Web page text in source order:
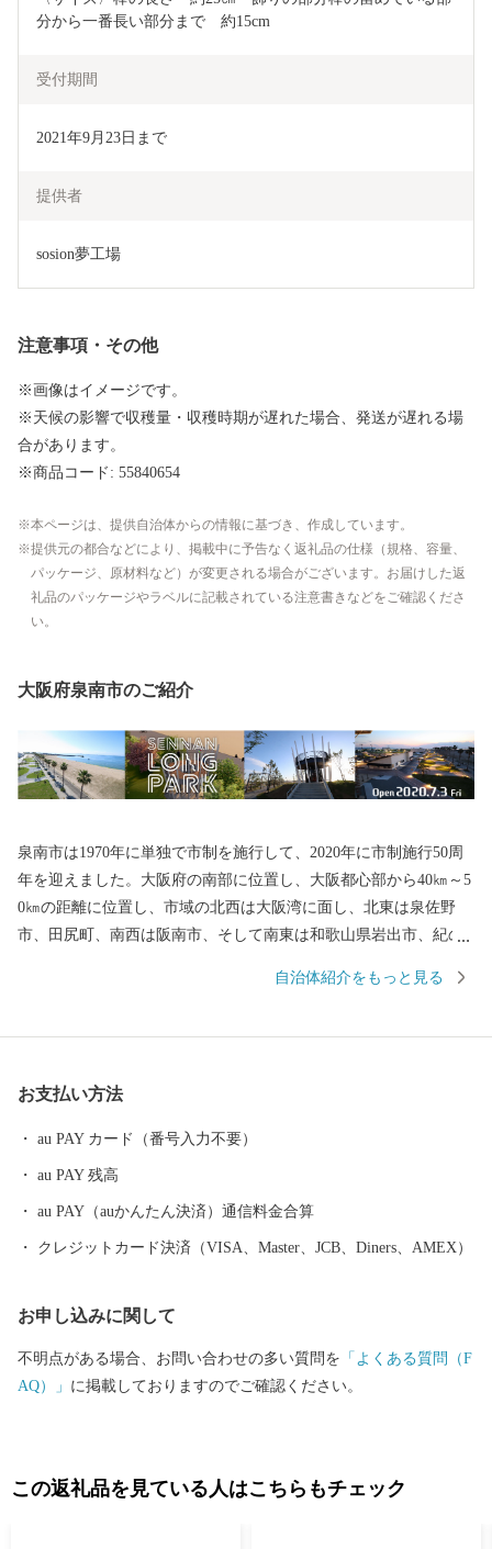
分から一番長い部分まで　約15cm
受付期間
2021年9月23日まで
提供者
sosion夢工場
注意事項・その他
※画像はイメージです。
※天候の影響で収穫量・収穫時期が遅れた場合、発送が遅れる場
合があります。
※商品コード: 55840654
本ページは、提供自治体からの情報に基づき、作成しています。
提供元の都合などにより、掲載中に予告なく返礼品の仕様（規格、容量、
パッケージ、原材料など）が変更される場合がございます。お届けした返
礼品のパッケージやラベルに記載されている注意書きなどをご確認くださ
い。
大阪府泉南市のご紹介
泉南市は1970年に単独で市制を施行して、2020年に市制施行50周
年を迎えました。大阪府の南部に位置し、大阪都心部から40㎞～5
0㎞の距離に位置し、市域の北西は大阪湾に面し、北東は泉佐野
市、田尻町、南西は阪南市、そして南東は和歌山県岩出市、紀の
せ、面積は48.98㎢であり、市域に関西国際空港の約1/3を含みま
在しています。また、平野部においては、玉ねぎ、水なす、里
芋、花き等、泉州特産の農作物が栽培されています。関西国際空
業所が集積し、岡田と樽井にある両漁港では大阪湾でとれた新鮮
な海産物が水揚げされ、海岸部にはSENNAN LONGPARK（泉南ロ
ングパーク）を設け、にぎわいを創出し、レクリエーションゾー
自治体紹介をもっと見る
お支払い方法
au PAY カード（番号入力不要）
au PAY 残高
au PAY（auかんたん決済）通信料金合算
クレジットカード決済（VISA、Master、JCB、Diners、AMEX）
お申し込みに関して
不明点がある場合、お問い合わせの多い質問を 「よくある質問（F
AQ）」 に掲載しておりますのでご確認ください。
この返礼品を見ている人はこちらもチェック